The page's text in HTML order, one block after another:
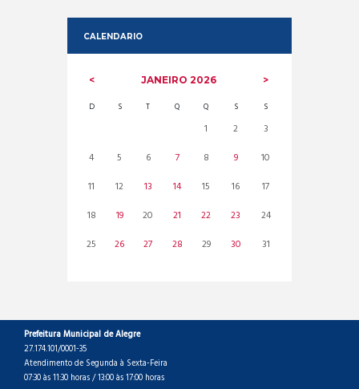
CALENDARIO
JANEIRO 2026
D S T Q Q S S
1 2
3
4
5 6 7 8 9
10
11
12 13 14 15 16
17
18
19 20 21 22 23
24
25
26 27 28 29 30 31
Prefeitura Municipal de Alegre
27.174.101/0001-35
Atendimento de Segunda à Sexta-Feira
07:30 às 11:30 horas / 13:00 às 17:00 horas